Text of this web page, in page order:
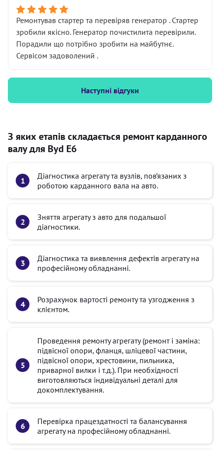
Ремонтував стартер та перевіряв генератор . Стартер
зробили якісно. Генератор почистилита перевірили.
Порадили що потрібно зробити на майбутнє.
Сервісом задоволений .
Наступні відгуки
З яких етапів складається ремонт карданного
валу для Byd E6
Діагностика агрегату та вузлів, пов’язаних з
роботою карданного вала на авто.
Зняття агрегату з авто для подальшої
діагностики.
Діагностика та виявлення дефектів агрегату на
професійному обладнанні.
Розрахунок вартості ремонту та узгодження з
клієнтом.
Проведення ремонту агрегату (ремонт і заміна:
підвісної опори, фланця, шліцевої частини,
підвісної опори, хрестовини, пильника,
приварної вилки і т.д.). При необхідності
виготовляються індивідуальні деталі для
докомплектування.
Перевірка працездатності та балансування
агрегату на професійному обладнанні.